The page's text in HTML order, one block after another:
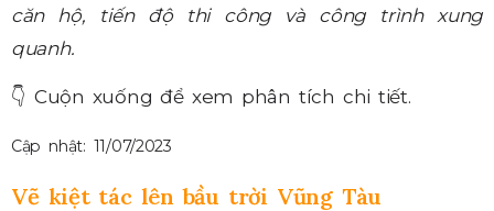
căn hộ, tiến độ thi công và công trình xung
quanh.
👇 Cuộn xuống để xem phân tích chi tiết.
Cập nhật: 11/07/2023
Vẽ kiệt tác lên bầu trời Vũng Tàu